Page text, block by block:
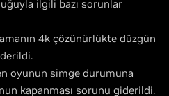
ilgili bazı sorunlar
4k çözünürlükte düzgün
oyunun simge durumuna
kapanması sorunu giderildi.